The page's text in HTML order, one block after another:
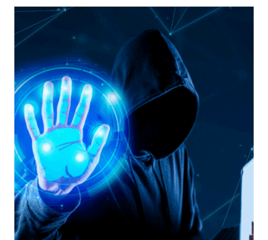
DELLE
TRAMITE
SESSION
HIJACKING
E
COOKIE
THEFT
NEGLI
AMBIENTI
ENTERPRISE
CLOUD-
NATIVE